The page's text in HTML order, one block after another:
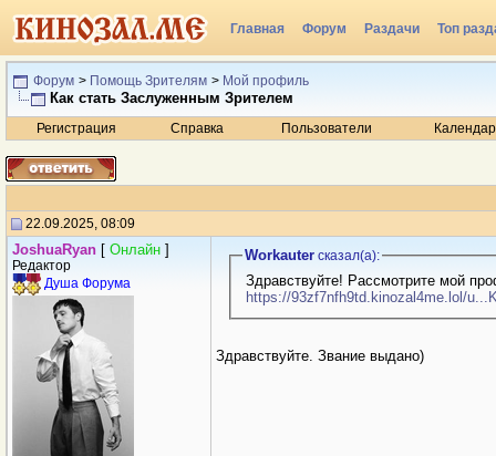
Главная Форум Раздачи Топ
Радио
Форум > Помощь Зрителям > Мой профиль
Как стать Заслуженным Зрителем
Регистрация Справка Пользователи
22.09.2025, 08:09
JoshuaRyan [ Онлайн ]
Редактор
Душа Форума
Workauterсказал(a):
Здравствуйте! Рассмотрите мой
https://93zf7nfh9td.kinozal4me.lol/
Здравствуйте. Звание выдано)